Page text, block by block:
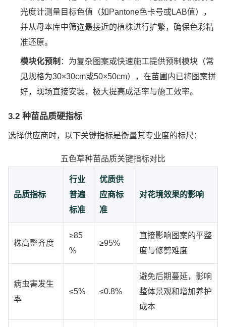
光度计测量目标色值（如Pantone色卡号或LAB值），
并从母本库中筛选最接近的植株进行扩繁，确保色彩精
准还原。
模块化预制 ：为复杂图案或快速施工提供预制模块（常
见规格为30×30cm或50×50cm），在苗圃内已将图案拼
好，现场直接安装，极大提高成活率与施工效率。
3.2 种苗品质硬指标
选择供应商时，以下关键指标是衡量其专业度的标尺：
五色草种苗品质关键指标对比
品质指标
行业
普遍
标准
优质供
应商标
准
对花境效果的影响
株高整齐度
≥85
%
≥95%
直接影响图案的平整
度与修剪难度
病虫害发生
率
≤5% ≤0.8%
避免后期蔓延，影响
整体景观和增加养护
成本